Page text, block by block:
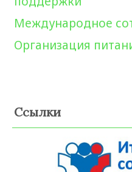
Международное
Организация
Ссылки